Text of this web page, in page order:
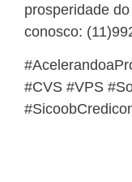
prosperidade
conosco:
#CVS #VPS